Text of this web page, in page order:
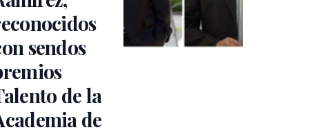
sendos
de la
de